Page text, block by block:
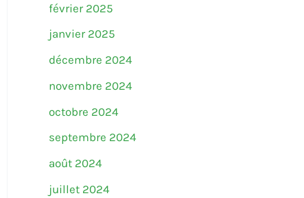
février 2025
janvier 2025
décembre 2024
novembre 2024
octobre 2024
septembre 2024
août 2024
juillet 2024